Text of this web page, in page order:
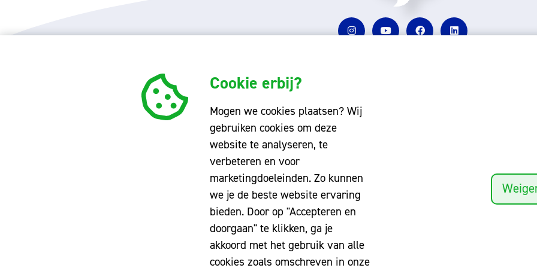
Cookie erbij?
Mogen we cookies plaatsen? Wij
gebruiken cookies om deze
website te analyseren, te
verbeteren en voor
marketingdoeleinden. Zo kunnen
we je de beste website ervaring
bieden. Door op "Accepteren en
doorgaan" te klikken, ga je
akkoord met het gebruik van alle
cookies zoals omschreven in onze
Ontdek Dollard College
Bellingwolde
Campus Winschoten
Pekela
Pontis Winschoten
PrO Winschoten
Woldendorp